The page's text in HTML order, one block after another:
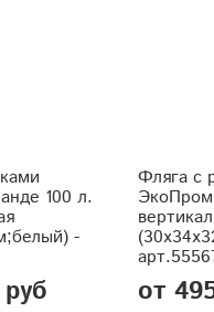
100 л.
-
Фляга с
от